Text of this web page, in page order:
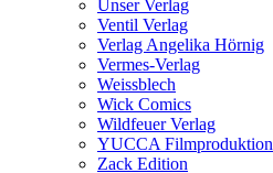
Unser Verlag
Ventil Verlag
Verlag Angelika Hörnig
Vermes-Verlag
Weissblech
Wick Comics
Wildfeuer Verlag
YUCCA Filmproduktion
Zack Edition